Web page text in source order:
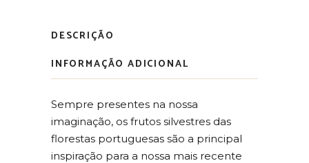
DESCRIÇÃO
INFORMAÇÃO ADICIONAL
Sempre presentes na nossa
imaginação, os frutos silvestres das
florestas portuguesas são a principal
inspiração para a nossa mais recente